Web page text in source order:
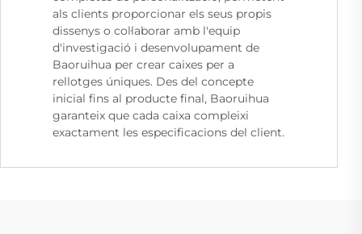
als clients proporcionar els seus propis
dissenys o col·laborar amb l'equip
d'investigació i desenvolupament de
Baoruihua per crear caixes per a
rellotges úniques. Des del concepte
inicial fins al producte final, Baoruihua
garanteix que cada caixa compleixi
exactament les especificacions del client.